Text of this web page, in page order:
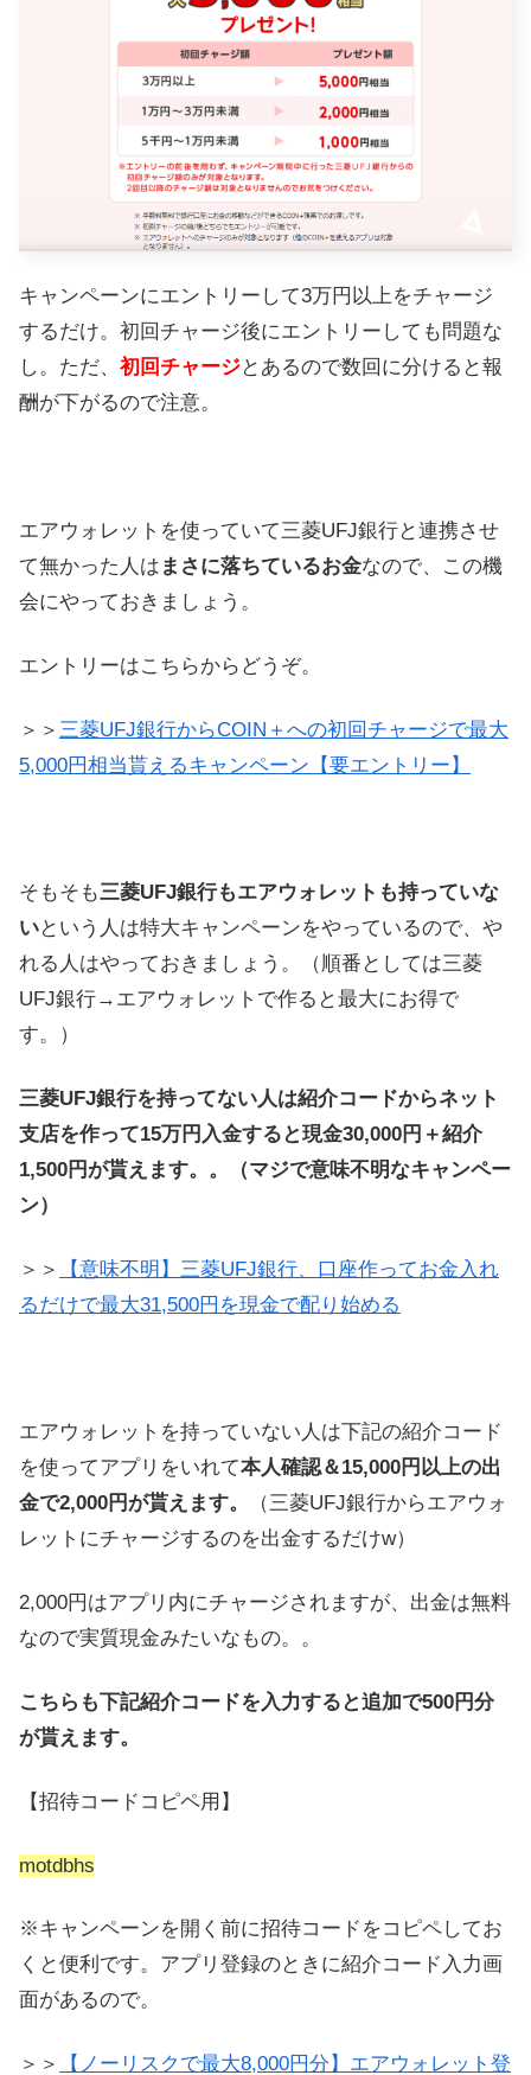
キャンペーンにエントリーして3万円以上をチャージ
するだけ。初回チャージ後にエントリーしても問題な
し。ただ、 初回チャージとあるので数回に分けると報
酬が下がるので注意。
エアウォレットを使っていて三菱UFJ銀行と連携させ
て無かった人は まさに落ちているお金なので、この機
会にやっておきましょう。
エントリーはこちらからどうぞ。
＞＞ 三菱UFJ銀行からCOIN＋への初回チャージで最大
5,000円相当貰えるキャンペーン【要エントリー】
そもそも三菱UFJ銀行もエアウォレットも持っていな
いという人は特大キャンペーンをやっているので、や
れる人はやっておきましょう。（順番としては三菱
UFJ銀行→エアウォレットで作ると最大にお得で
す。）
三菱UFJ銀行を持ってない人は紹介コードからネット
支店を作って15万円入金すると現金30,000円＋紹介
1,500円が貰えます。。（マジで意味不明なキャンペー
ン）
＞＞
【意味不明】三菱UFJ銀行、口座作ってお金入れ
るだけで最大31,500円を現金で配り始める
エアウォレットを持っていない人は下記の紹介コード
を使ってアプリをいれて本人確認＆15,000円以上の出
金で2,000円が貰えます。
（三菱UFJ銀行からエアウォ
レットにチャージするのを出金するだけw）
2,000円はアプリ内にチャージされますが、出金は無料
なので実質現金みたいなもの。。
こちらも下記紹介コードを入力すると追加で500円分
が貰えます。
【招待コードコピペ用】
motdbhs
※キャンペーンを開く前に招待コードをコピペしてお
くと便利です。アプリ登録のときに紹介コード入力画
面があるので。
＞＞ 【ノーリスクで最大8,000円分】エアウォレット登